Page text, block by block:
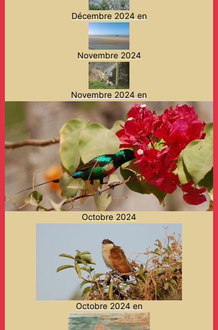
Décembre 2024 en
Novembre 2024
Novembre 2024 en
Octobre 2024
Octobre 2024 en